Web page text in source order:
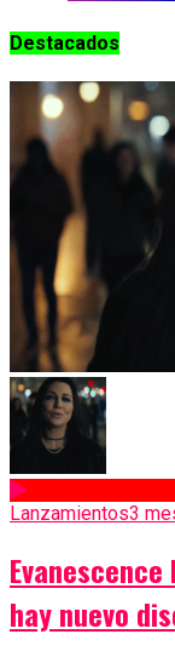
Destacados
Lanzamientos3
Evanescence
hay nuevo